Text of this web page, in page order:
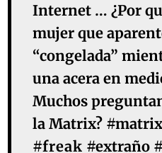
Internet … ¿Por
mujer que
“congelada”
una acera en
Muchos
la Matrix?
#freak #extraño